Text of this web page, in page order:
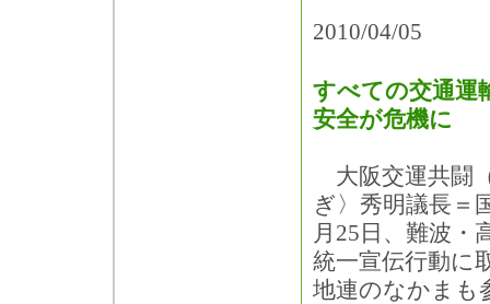
2010/04/05
すべての交通運
安全が危機に
大阪交運共闘
ぎ〉秀明議長＝
月25日、難波・
統一宣伝行動に
地連のなかまも